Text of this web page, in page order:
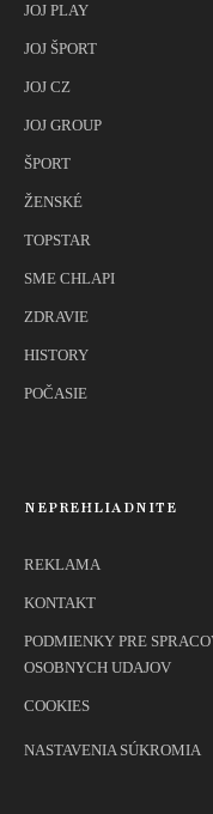
JOJ PLAY
JOJ ŠPORT
JOJ CZ
JOJ GROUP
ŠPORT
ŽENSKÉ
TOPSTAR
SME CHLAPI
ZDRAVIE
HISTORY
POČASIE
NEPREHLIADNITE
REKLAMA
KONTAKT
PODMIENKY PRE
OSOBNYCH UDAJOV
COOKIES
NASTAVENIA SÚKROMIA